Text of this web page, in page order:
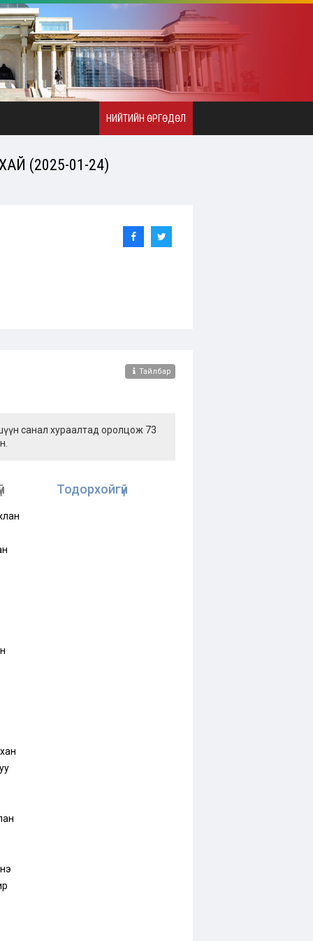
НИЙТИЙН ӨРГӨДӨЛ
(2025-01-24)
Тайлбар
санал хураалтад оролцож 73
Тодорхойгүй